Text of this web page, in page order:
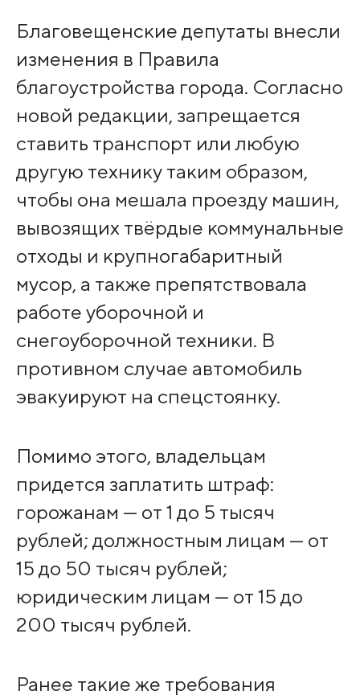
Благовещенские депутаты внесли
изменения в Правила
благоустройства города. Согласно
новой редакции, запрещается
ставить транспорт или любую
другую технику таким образом,
чтобы она мешала проезду машин,
вывозящих твёрдые коммунальные
отходы и крупногабаритный
мусор, а также препятствовала
работе уборочной и
снегоуборочной техники. В
противном случае автомобиль
эвакуируют на спецстоянку.
Помимо этого, владельцам
придется заплатить штраф:
горожанам — от 1 до 5 тысяч
рублей; должностным лицам — от
15 до 50 тысяч рублей;
юридическим лицам — от 15 до
200 тысяч рублей.
Ранее такие же требования